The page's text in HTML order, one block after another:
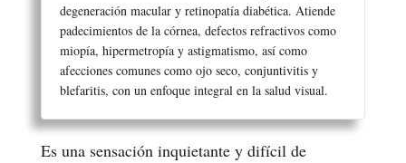
degeneración macular y retinopatía diabética. Atiende
padecimientos de la córnea, defectos refractivos como
miopía, hipermetropía y astigmatismo, así como
afecciones comunes como ojo seco, conjuntivitis y
blefaritis, con un enfoque integral en la salud visual.
Es una sensación inquietante y difícil de